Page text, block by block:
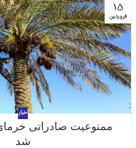
15
فروردین
اخبار
ممنوعیت صادراتی
شد